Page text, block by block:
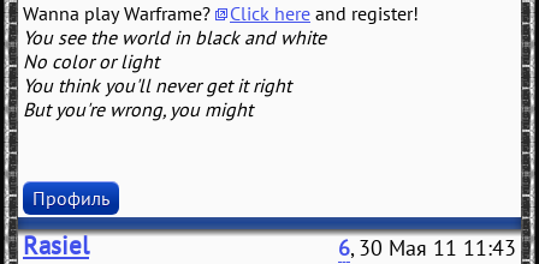
Wanna play Warframe? Click here and register!
You see the world in black and white
No color or light
You think you'll never get it right
But you're wrong, you might
Профиль
Rasiel 6, 30 Мая 11 11:43